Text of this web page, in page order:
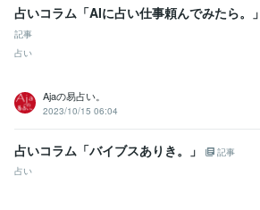
占いコラム「AIに占い仕事頼んでみたら。」
記事
占い
Ajaの易占い。
2023/10/15 06:04
占いコラム「バイブスありき。」
記事
占い